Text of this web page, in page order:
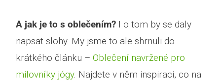
A jak je to s oblečením? I o tom by se daly
napsat slohy. My jsme to ale shrnuli do
krátkého článku – Oblečení navržené pro
milovníky jógy. Najdete v něm inspiraci, co na